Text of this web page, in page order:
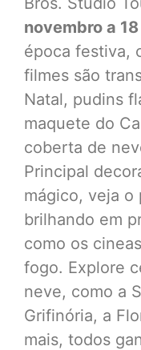
novembro a
época festiva,
filmes são
Natal, pudins
maquete do
coberta de
Principal
mágico, veja o
brilhando em
como os
fogo. Explore
neve, como a
Grifinória, a
mais, todos